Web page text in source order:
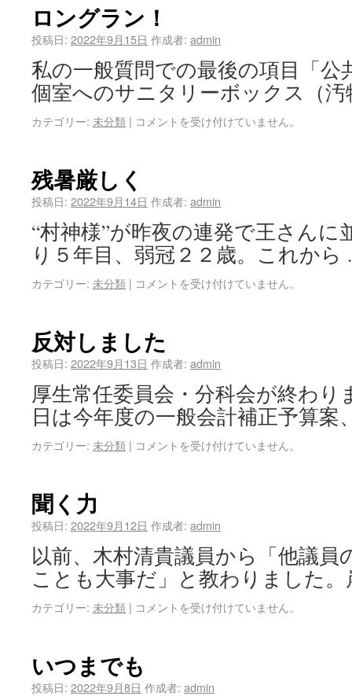
ロングラン！
投稿日: 2022年9月15日 作成者: admin
私の一般質問での最後の項目「公
個室へのサニタリーボックス（
カテゴリー: 未分類 | コメントを受け付けていません。
残暑厳しく
投稿日: 2022年9月14日 作成者: admin
“村神様”が昨夜の連発で王さん
り５年目、弱冠２２歳。これか
カテゴリー: 未分類 | コメントを受け付けていません。
反対しました
投稿日: 2022年9月13日 作成者: admin
厚生常任委員会・分科会が終わり
日は今年度の一般会計補正予算
カテゴリー: 未分類 | コメントを受け付けていません。
聞く力
投稿日: 2022年9月12日 作成者: admin
以前、木村清貴議員から「他議員
ことも大事だ」と教わりました
カテゴリー: 未分類 | コメントを受け付けていません。
いつまでも
投稿日: 2022年9月8日 作成者: admin